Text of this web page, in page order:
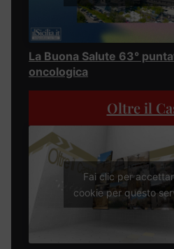
La Buona Salute 63°
oncologica
Oltre il
Fai clic per
cookie per questo